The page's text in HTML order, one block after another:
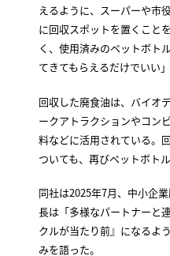
えるように、スーパーや市
に回収スポットを置くこと
く、使用済みのペットボト
てきてもらえるだけでいい
回収した廃食油は、バイオ
ークアトラクションやコン
料などに活用されている。
ついても、再びペットボト
同社は2025年7月、中小企
長は「多様なパートナーと
クルが当たり前』になるよ
みを語った。